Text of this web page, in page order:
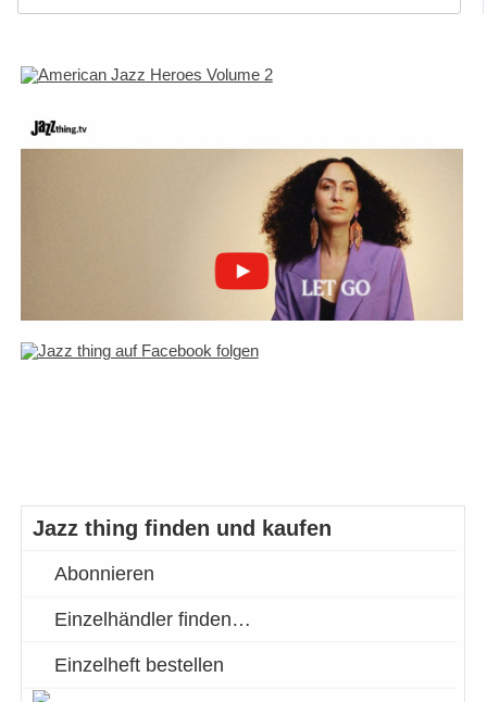
Jazz thing finden und kaufen
Abonnieren
Einzelhändler finden…
Einzelheft bestellen